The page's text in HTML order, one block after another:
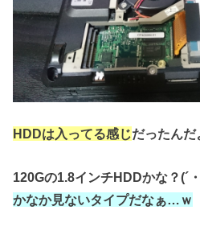
HDDは入ってる感じだったんだ
120Gの1.8インチHDDかな？
かなか見ないタイプだなぁ…ｗ